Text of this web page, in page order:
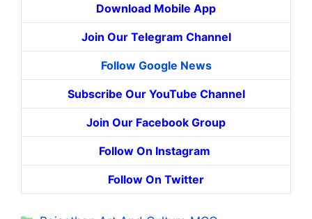
Download Mobile App
Join Our Telegram Channel
Follow Google News
Subscribe Our YouTube Channel
Join Our Facebook Group
Follow On Instagram
Follow On Twitter